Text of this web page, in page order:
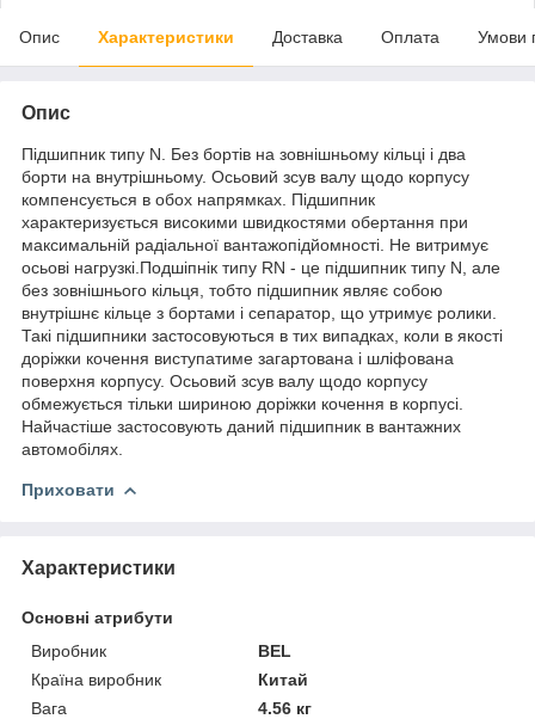
Опис Характеристики Доставка Оплата Умови
Опис
Підшипник типу N. Без бортів на зовнішньому кільці і два
борти на внутрішньому. Осьовий зсув валу щодо корпусу
компенсується в обох напрямках. Підшипник
характеризується високими швидкостями обертання при
максимальній радіальної вантажопідйомності. Не витримує
осьові нагрузкі.Подшіпнік типу RN - це підшипник типу N, але
без зовнішнього кільця, тобто підшипник являє собою
внутрішнє кільце з бортами і сепаратор, що утримує ролики.
Такі підшипники застосовуються в тих випадках, коли в якості
доріжки кочення виступатиме загартована і шліфована
поверхня корпусу. Осьовий зсув валу щодо корпусу
обмежується тільки шириною доріжки кочення в корпусі.
Найчастіше застосовують даний підшипник в вантажних
автомобілях.
Приховати
Характеристики
Основні атрибути
Виробник
BEL
Країна виробник
Китай
Вага
4.56 кг